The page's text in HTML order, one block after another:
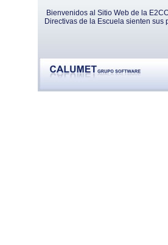
Bienvenidos al Sitio Web de la
Directivas de la Escuela sienten